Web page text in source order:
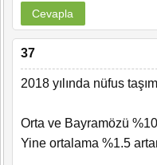
Cevapla
37
2018 yılında nüfus
Orta ve Bayramözü
Yine ortalama %1.5